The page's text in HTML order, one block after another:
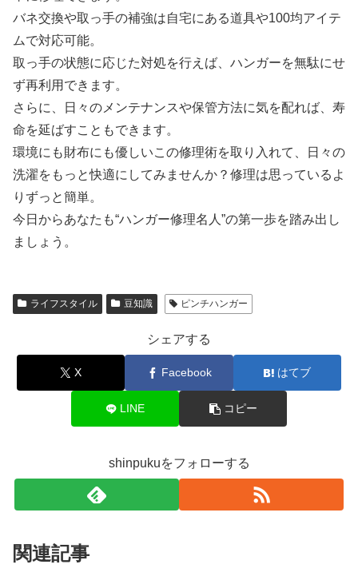
バネ交換や取っ手の補強は自宅にある道具や100均アイテ
ムで対応可能。
取っ手の状態に応じた対処を行えば、ハンガーを無駄にせ
ず再利用できます。
さらに、日々のメンテナンスや保管方法に気を配れば、寿
命を延ばすこともできます。
環境にも財布にも優しいこの修理術を取り入れて、日々の
洗濯をもっと快適にしてみませんか？修理は思っているよ
りずっと簡単。
今日からあなたも“ハンガー修理名人”の第一歩を踏み出し
ましょう。
ライフスタイル 豆知識 ピンチハンガー
シェアする
X Facebook はてブ
LINE コピー
shinpukuをフォローする
関連記事